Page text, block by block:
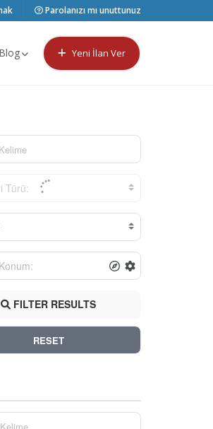
Parolanızı mı unuttunuz
Blog Yeni İlan Ver
Türü:
FILTER RESULTS
RESET